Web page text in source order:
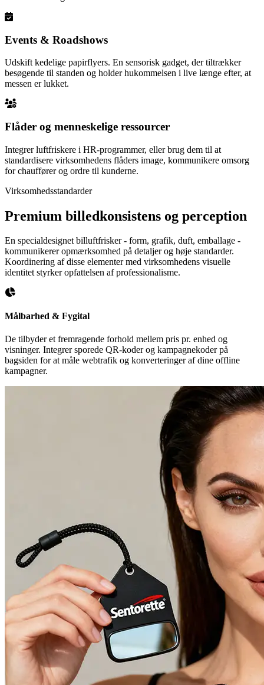
Events & Roadshows
Udskift kedelige papirflyers. En sensorisk gadget, der tiltrækker
besøgende til standen og holder hukommelsen i live længe efter, at
messen er lukket.
Flåder og menneskelige ressourcer
Integrer luftfriskere i HR-programmer, eller brug dem til at
standardisere virksomhedens flåders image, kommunikere omsorg
for chauffører og ordre til kunderne.
Virksomhedsstandarder
Premium billedkonsistens og perception
En specialdesignet billuftfrisker - form, grafik, duft, emballage -
kommunikerer opmærksomhed på detaljer og høje standarder.
Koordinering af disse elementer med virksomhedens visuelle
identitet styrker opfattelsen af ​​professionalisme.
Målbarhed & Fygital
De tilbyder et fremragende forhold mellem pris pr. enhed og
visninger. Integrer sporede QR-koder og kampagnekoder på
bagsiden for at måle webtrafik og konverteringer af dine offline
kampagner.